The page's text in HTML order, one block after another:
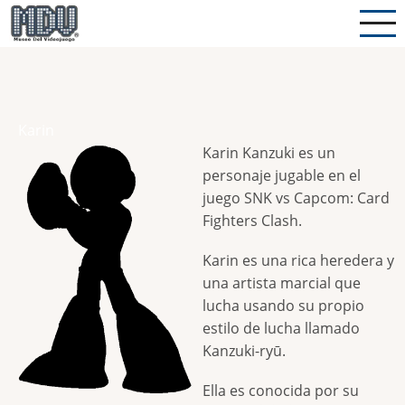
Pasar
al
Karin Kanzuki es un
personaje jugable en el
juego SNK vs Capcom: Card
Fighters Clash.
Karin es una rica heredera y
una artista marcial que
lucha usando su propio
estilo de lucha llamado
Kanzuki-ryū.
Ella es conocida por su